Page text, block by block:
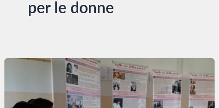
per le donne